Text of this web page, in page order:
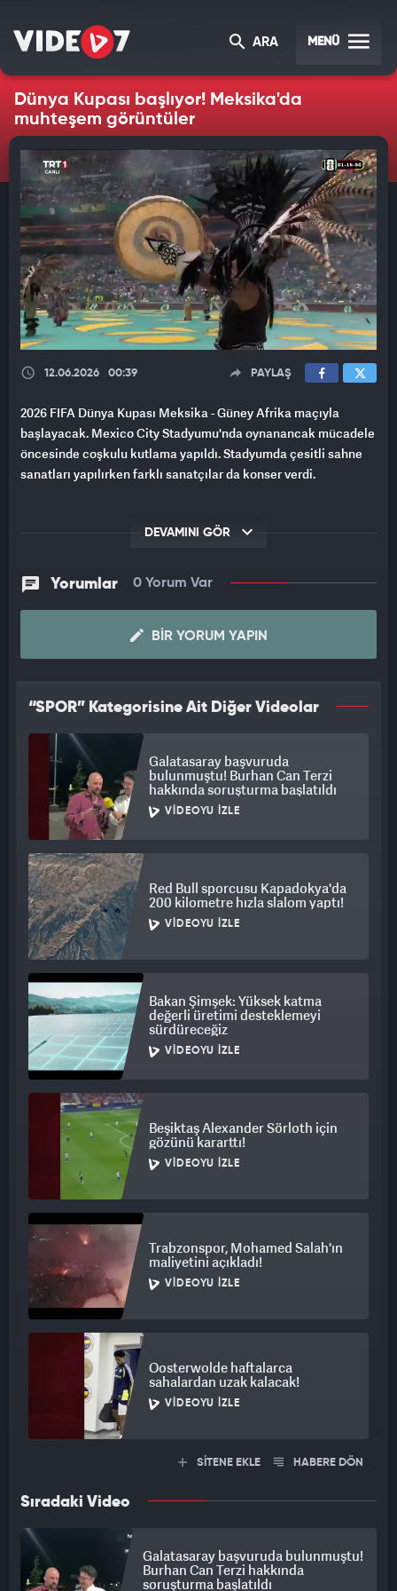
ARA MENÜ
Dünya Kupası başlıyor! Meksika'da
muhteşem görüntüler
12.06.2026 00:39 PAYLAŞ
2026 FIFA Dünya Kupası Meksika - Güney Afrika maçıyla
başlayacak. Mexico City Stadyumu'nda oynanancak mücadele
öncesinde coşkulu kutlama yapıldı. Stadyumda çesitli sahne
sanatları yapılırken farklı sanatçılar da konser verdi.
DEVAMINI GÖR
Yorumlar 0 Yorum Var
BIR YORUM YAPIN
“SPOR” Kategorisine Ait Diğer Videolar
Galatasaray başvuruda
bulunmuştu! Burhan Can Terzi
hakkında soruşturma başlatıldı
VIDEOYU İZLE
Red Bull sporcusu Kapadokya'da
200 kilometre hızla slalom yaptı!
VIDEOYU İZLE
Bakan Şimşek: Yüksek katma
değerli üretimi desteklemeyi
sürdüreceğiz
VIDEOYU İZLE
Beşiktaş Alexander Sörloth için
gözünü kararttı!
VIDEOYU İZLE
Trabzonspor, Mohamed Salah'ın
maliyetini açıkladı!
VIDEOYU İZLE
Oosterwolde haftalarca
sahalardan uzak kalacak!
VIDEOYU İZLE
SİTENE EKLE HABERE DÖN
Sıradaki Video
Galatasaray başvuruda bulunmuştu!
Burhan Can Terzi hakkında
soruşturma başlatıldı